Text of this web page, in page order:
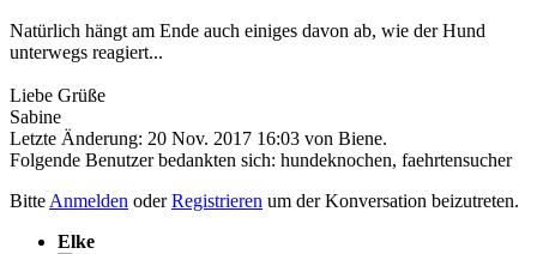
Natürlich hängt am Ende auch einiges davon ab, wie der Hund
unterwegs reagiert...
Liebe Grüße
Sabine
Letzte Änderung: 20 Nov. 2017 16:03 von Biene.
Folgende Benutzer bedankten sich: hundeknochen, faehrtensucher
BitteAnmelden oderRegistrieren um der Konversation beizutreten.
Elke